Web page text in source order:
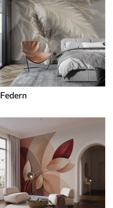
Federn